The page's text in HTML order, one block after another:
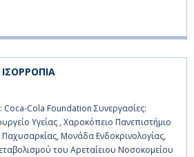
Cola Foundation Συνεργασίες:
Υγείας , Χαροκόπειο Πανεπιστήμιο
Παχυσαρκίας, Μονάδα Ενδοκρινολογίας,
του Αρεταίειου Νοσοκομείου